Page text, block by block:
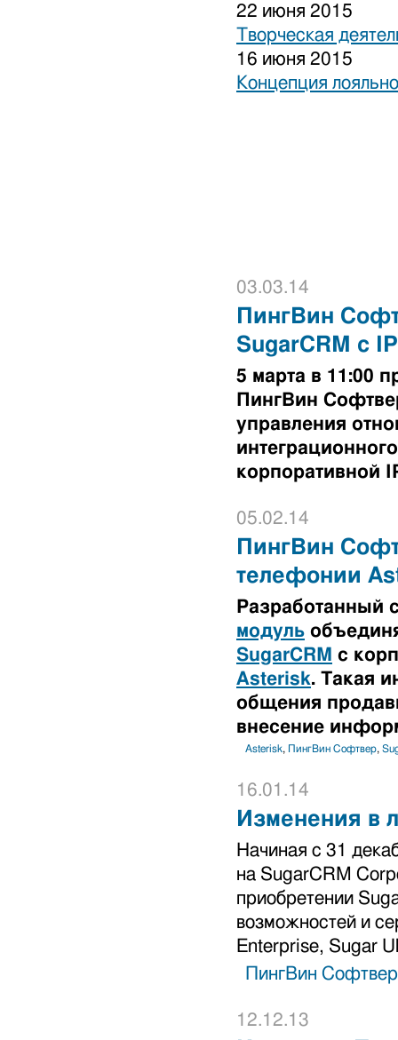
22 июня 2015
Творческая
16 июня 2015
Концепция
03.03.14
ПингВин
SugarCRM с
5 марта в 11:00
ПингВин
управления
корпоративной
05.02.14
ПингВин
телефонии
Разработанный
модуль
SugarCRM с
Asterisk. Такая
общения
внесение
Asterisk, ПингВин Софтвер,
16.01.14
Изменения в
Начиная с 31
на SugarCRM
приобретении
возможностей и
Enterprise, Sugar
ПингВин Софтвер
12.12.13